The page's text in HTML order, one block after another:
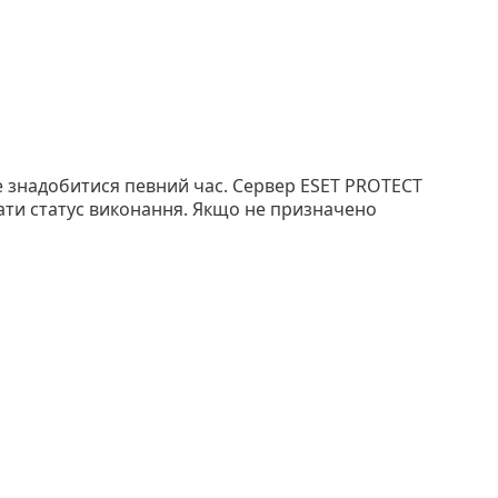
певний час. Сервер ESET PROTECT
статус виконання. Якщо не призначено